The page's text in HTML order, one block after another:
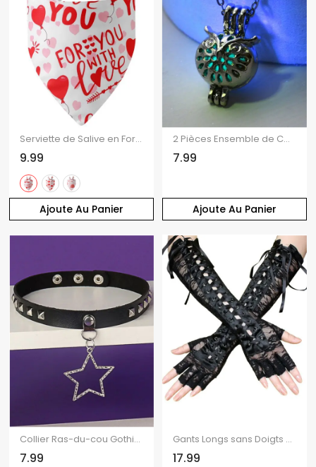
Ajoute Au Panier
Serviette de Salive en Forme de Triangle Cœur pour Animal Domestique
9.99
Ajoute Au Panier
2 Pièces Ensemble de Colliers avec Pendentif en Perle et Hibou Lumineux
7.99
Collier Ras-du-cou Gothique Etoile Ajouré avec Rivet
7.99
Gants Longs sans Doigts en Dentelle pour Fête
17.99